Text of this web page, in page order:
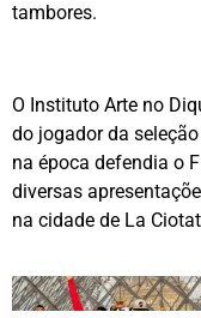
tambores.
O Instituto Arte no
do jogador da
na época defendia o
diversas
na cidade de La